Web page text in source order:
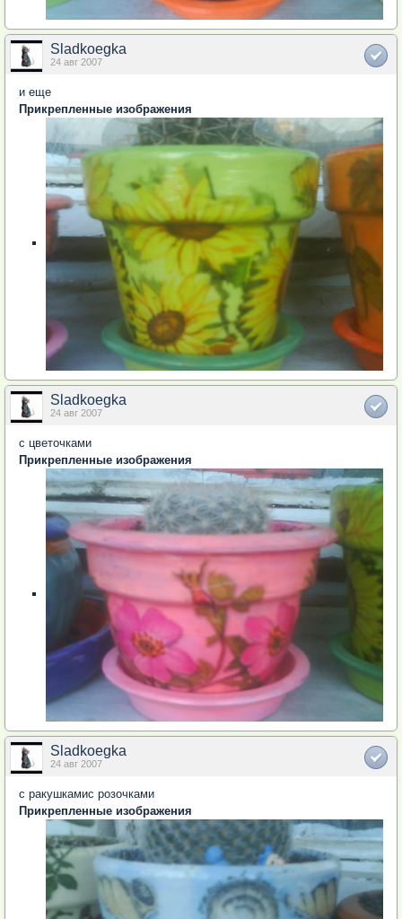
Sladkoegka
24 авг 2007
и еще
Прикрепленные изображения
Sladkoegka
24 авг 2007
с цветочками
Прикрепленные изображения
Sladkoegka
24 авг 2007
с ракушкамис розочками
Прикрепленные изображения